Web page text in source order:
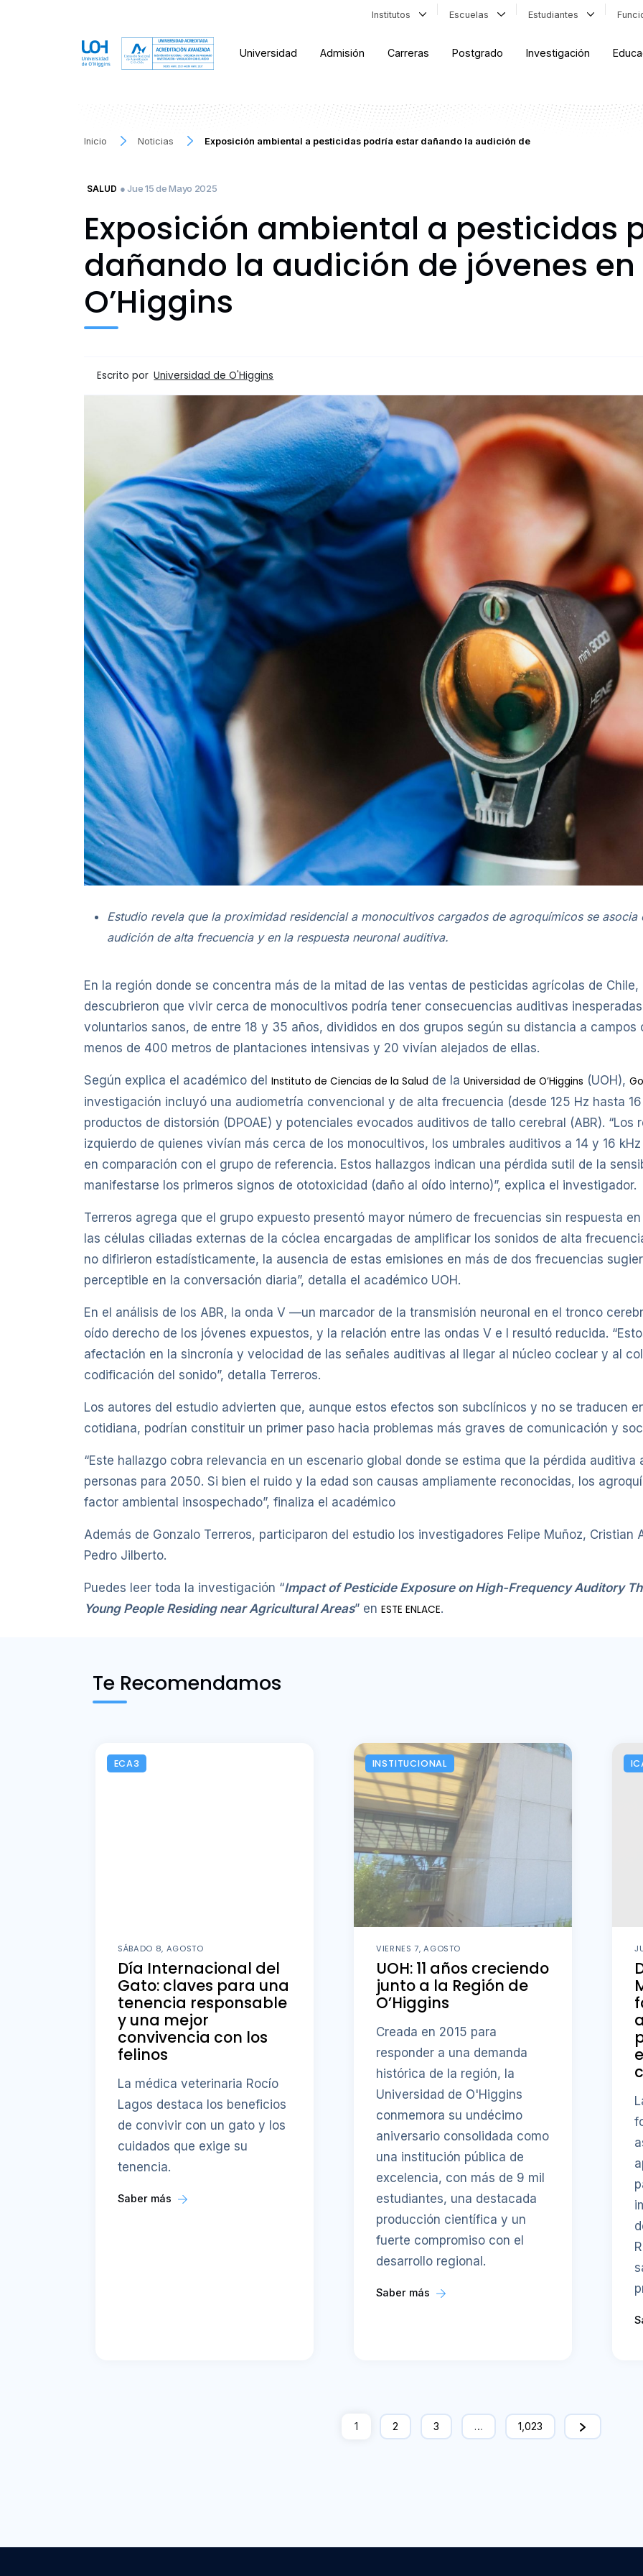
Institutos Escuelas Estudiantes
Universidad Admisión Carreras Postgrado Investigación
Inicio Noticias Exposición ambiental a pesticidas podría estar dañando la audición de
SALUD ● Jue 15 de Mayo 2025
Exposición ambiental a pesticidas
dañando la audición de jóvenes en
O’Higgins
Escrito por Universidad de O'Higgins
Estudio revela que la proximidad residencial a monocultivos cargados de agroquímicos se asocia
audición de alta frecuencia y en la respuesta neuronal auditiva.
En la región donde se concentra más de la mitad de las ventas de pesticidas agrícolas de
descubrieron que vivir cerca de monocultivos podría tener consecuencias auditivas
voluntarios sanos, de entre 18 y 35 años, divididos en dos grupos según su distancia a campos
menos de 400 metros de plantaciones intensivas y 20 vivían alejados de ellas.
Según explica el académico del Instituto de Ciencias de la Salud de la Universidad de O’Higgins (UOH),
investigación incluyó una audiometría convencional y de alta frecuencia (desde 125 Hz hasta
productos de distorsión (DPOAE) y potenciales evocados auditivos de tallo cerebral (ABR).
izquierdo de quienes vivían más cerca de los monocultivos, los umbrales auditivos a 14 y 16
en comparación con el grupo de referencia. Estos hallazgos indican una pérdida sutil de la
manifestarse los primeros signos de ototoxicidad (daño al oído interno)”, explica el investigador.
Terreros agrega que el grupo expuesto presentó mayor número de frecuencias sin respuesta
las células ciliadas externas de la cóclea encargadas de amplificar los sonidos de alta
no difirieron estadísticamente, la ausencia de estas emisiones en más de dos frecuencias
perceptible en la conversación diaria”, detalla el académico UOH.
En el análisis de los ABR, la onda V —un marcador de la transmisión neuronal en el tronco
oído derecho de los jóvenes expuestos, y la relación entre las ondas V e I resultó reducida.
afectación en la sincronía y velocidad de las señales auditivas al llegar al núcleo coclear y al
codificación del sonido”, detalla Terreros.
Los autores del estudio advierten que, aunque estos efectos son subclínicos y no se traducen
cotidiana, podrían constituir un primer paso hacia problemas más graves de comunicación y
“Este hallazgo cobra relevancia en un escenario global donde se estima que la pérdida
personas para 2050. Si bien el ruido y la edad son causas ampliamente reconocidas, los
factor ambiental insospechado”, finaliza el académico
Además de Gonzalo Terreros, participaron del estudio los investigadores Felipe Muñoz, Cristian
Pedro Jilberto.
Puedes leer toda la investigación “Impact of Pesticide Exposure on High-Frequency Auditory
Young People Residing near Agricultural Areas” en ESTE ENLACE.
Te Recomendamos
ECA3
SÁBADO 8, AGOSTO
Día Internacional del
Gato: claves para una
tenencia responsable
y una mejor
convivencia con los
felinos
La médica veterinaria Rocío
Lagos destaca los beneficios
de convivir con un gato y los
cuidados que exige su
tenencia.
Saber más
INSTITUCIONAL
VIERNES 7, AGOSTO
UOH: 11 años creciendo
junto a la Región de
O’Higgins
Creada en 2015 para
responder a una demanda
histórica de la región, la
Universidad de O'Higgins
conmemora su undécimo
aniversario consolidada como
una institución pública de
excelencia, con más de 9 mil
estudiantes, una destacada
producción científica y un
fuerte compromiso con el
desarrollo regional.
Saber más
1 2 3 … 1,023